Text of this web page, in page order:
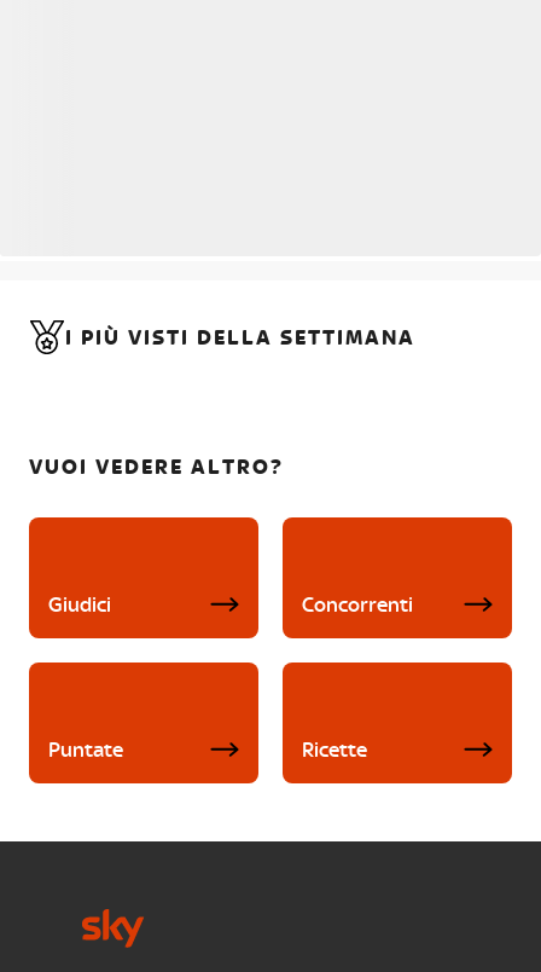
I PIÙ VISTI DELLA SETTIMANA
VUOI VEDERE ALTRO?
Giudici Concorrenti
Puntate Ricette